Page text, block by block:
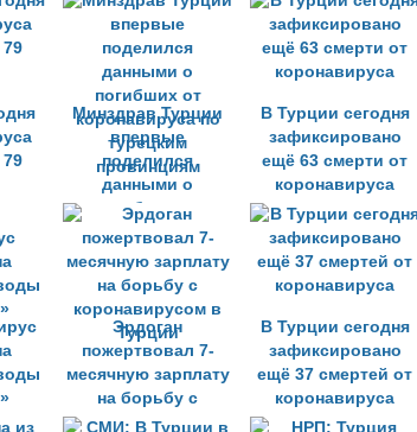
Минздрав Турции
впервые
поделился
данными о
погибших от
коронавируса по
турецким
провинциям
В Турции сегодня
зафиксировано
ещё 63 смерти от
коронавируса
Эрдоган
пожертвовал 7-
месячную зарплату
на борьбу с
коронавирусом в
В Турции сегодня
зафиксировано
ещё 37 смертей от
коронавируса